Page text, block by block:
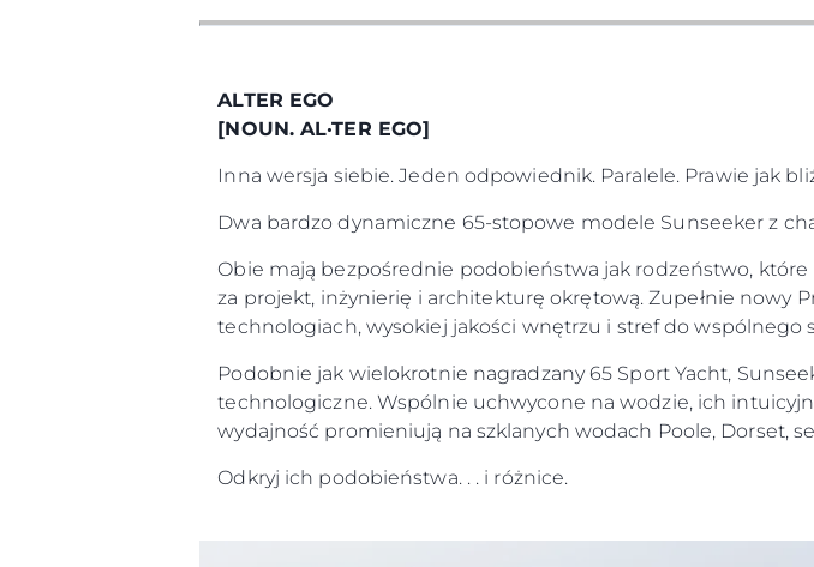
ALTER EGO
[NOUN. AL·TER EGO]
Inna wersja siebie. Jeden odpowiednik. Paralele. Prawie jak
Dwa bardzo dynamiczne 65-stopowe modele Sunseeker z
Obie mają bezpośrednie podobieństwa jak rodzeństwo,
za projekt, inżynierię i architekturę okrętową. Zupełnie nowy
technologiach, wysokiej jakości wnętrzu i stref do wspólnego
Podobnie jak wielokrotnie nagradzany 65 Sport Yacht,
technologiczne. Wspólnie uchwycone na wodzie, ich
wydajność promieniują na szklanych wodach Poole, Dorset,
Odkryj ich podobieństwa. . . i różnice.